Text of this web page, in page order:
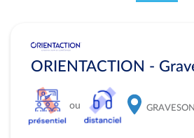
ORIENTACTION -
ou GRAVESON